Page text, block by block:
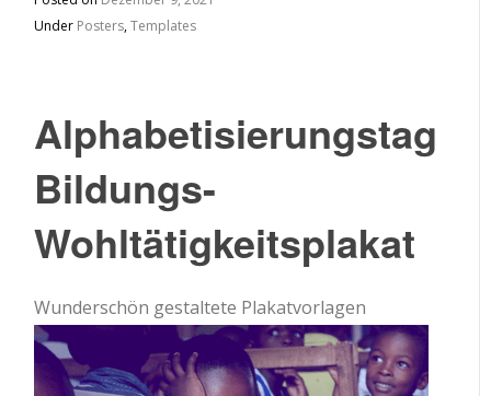
Under Posters,Templates
Alphabetisierungstag
Bildungs-
Wohltätigkeitsplakat
Wunderschön gestaltete Plakatvorlagen